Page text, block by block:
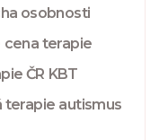
osobnosti
cena terapie
ČR KBT
terapie autismus